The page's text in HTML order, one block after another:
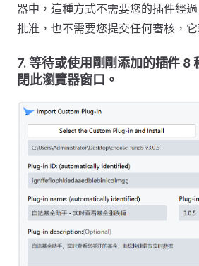
器中，這種方式不需要您的插件經
批准，也不需要您提交任何審核，
7. 等待或使用剛剛添加的插件 8
閉此瀏覽器窗口。